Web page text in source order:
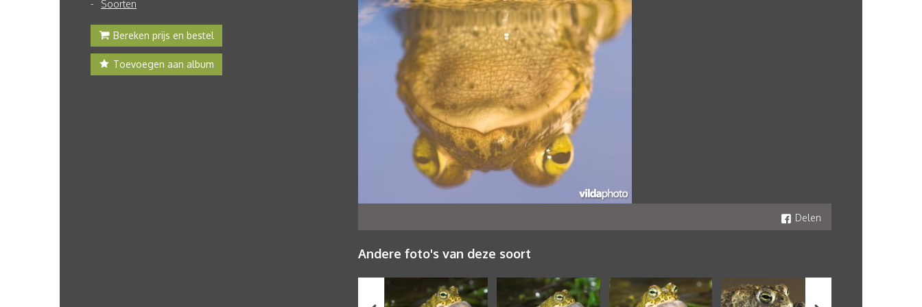
Soorten
Bereken prijs en bestel
Toevoegen aan album
Delen
Andere foto's van deze soort